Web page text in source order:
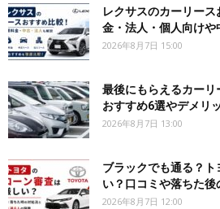
レクサスのカーリー
金・法人・個人向けや
2026年8月7日 15:00
最後にもらえるカーリ
おすすめ6選やデメリ
2026年8月7日 13:00
ブラックでも通る？
い？口コミや落ちた後
2026年8月7日 12:00